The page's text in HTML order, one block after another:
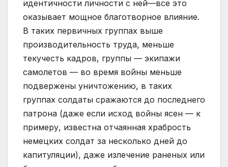
идентичности личности с ней—все это
оказывает мощное благотворное влияние.
В таких первичных группах выше
производительность труда, меньше
текучесть кадров, группы — экипажи
самолетов — во время войны меньше
подвержены уничтожению, в таких
группах солдаты сражаются до последнего
патрона (даже если исход войны ясен — к
примеру, известна отчаянная храбрость
немецких солдат за несколько дней до
капитуляции), даже излечение раненых или